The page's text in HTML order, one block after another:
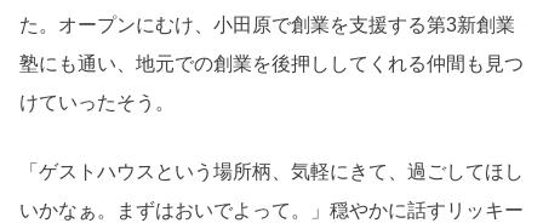
た。オープンにむけ、小田原で創業を支援する第3新創業
塾にも通い、地元での創業を後押ししてくれる仲間も見つ
けていったそう。
「ゲストハウスという場所柄、気軽にきて、過ごしてほし
いかなぁ。まずはおいでよって。」穏やかに話すリッキー